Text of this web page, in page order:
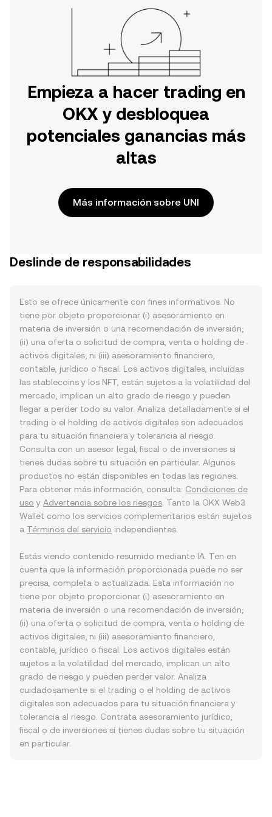
Empieza a hacer trading en
OKX y desbloquea
potenciales ganancias más
altas
Más información sobre UNI
Deslinde de responsabilidades
Esto se ofrece únicamente con fines informativos. No
tiene por objeto proporcionar (i) asesoramiento en
materia de inversión o una recomendación de inversión;
(ii) una oferta o solicitud de compra, venta o holding de
activos digitales; ni (iii) asesoramiento financiero,
contable, jurídico o fiscal. Los activos digitales, incluidas
las stablecoins y los NFT, están sujetos a la volatilidad del
mercado, implican un alto grado de riesgo y pueden
llegar a perder todo su valor. Analiza detalladamente si el
trading o el holding de activos digitales son adecuados
para tu situación financiera y tolerancia al riesgo.
Consulta con un asesor legal, fiscal o de inversiones si
tienes dudas sobre tu situación en particular. Algunos
productos no están disponibles en todas las regiones.
Para obtener más información, consulta: Condiciones de
uso y Advertencia sobre los riesgos . Tanto la OKX Web3
Wallet como los servicios complementarios están sujetos
a Términos del servicio independientes.
Estás viendo contenido resumido mediante IA. Ten en
cuenta que la información proporcionada puede no ser
precisa, completa o actualizada. Esta información no
tiene por objeto proporcionar (i) asesoramiento en
materia de inversión o una recomendación de inversión;
(ii) una oferta o solicitud de compra, venta o holding de
activos digitales; ni (iii) asesoramiento financiero,
contable, jurídico o fiscal. Los activos digitales están
sujetos a la volatilidad del mercado, implican un alto
grado de riesgo y pueden perder valor. Analiza
cuidadosamente si el trading o el holding de activos
digitales son adecuados para tu situación financiera y
tolerancia al riesgo. Contrata asesoramiento jurídico,
fiscal o de inversiones si tienes dudas sobre tu situación
en particular.